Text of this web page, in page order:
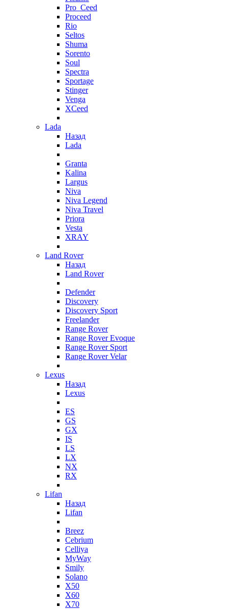
Pro_Ceed
Proceed
Rio
Seltos
Shuma
Sorento
Soul
Spectra
Sportage
Stinger
Venga
XCeed
Lada
Назад
Lada
Granta
Kalina
Largus
Niva
Niva Legend
Niva Travel
Priora
Vesta
XRAY
Land Rover
Назад
Land Rover
Defender
Discovery
Discovery Sport
Freelander
Range Rover
Range Rover Evoque
Range Rover Sport
Range Rover Velar
Lexus
Назад
Lexus
ES
GS
GX
IS
LS
LX
NX
RX
Lifan
Назад
Lifan
Breez
Cebrium
Celliya
MyWay
Smily
Solano
X50
X60
X70